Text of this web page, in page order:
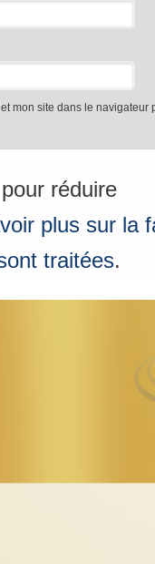
mon site dans le
réduire
plus sur la
traitées.